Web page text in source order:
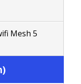
Mesh 5